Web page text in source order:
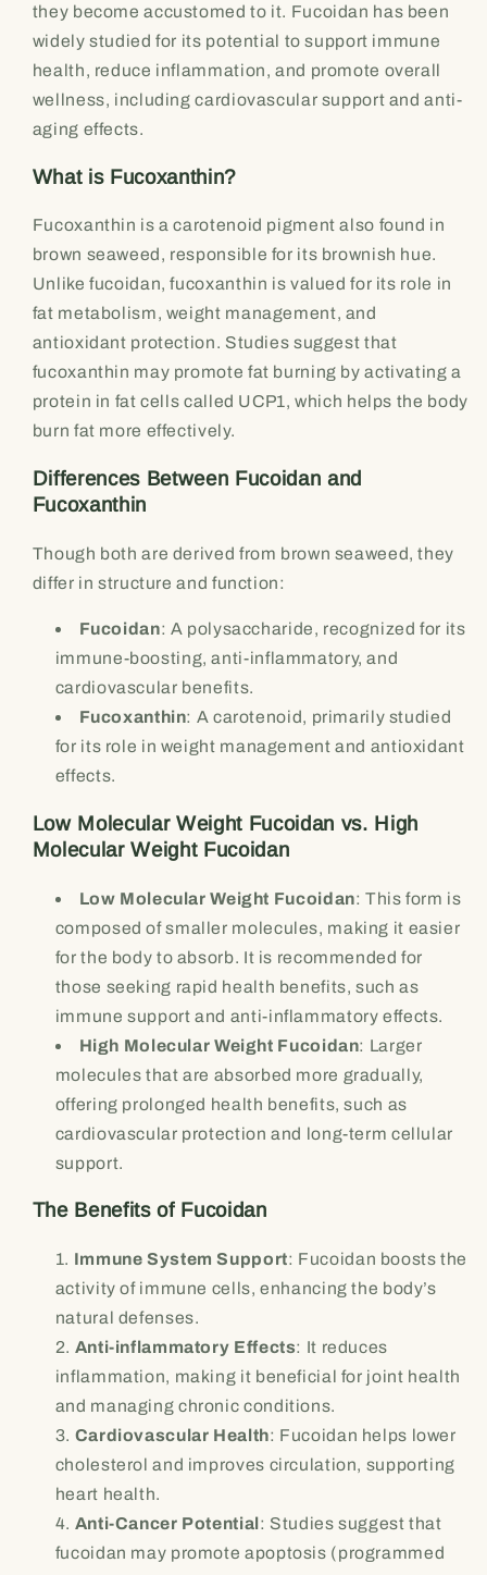
they become accustomed to it. Fucoidan has been
widely studied for its potential to support immune
health, reduce inflammation, and promote overall
wellness, including cardiovascular support and anti-
aging effects.
What is Fucoxanthin?
Fucoxanthin is a carotenoid pigment also found in
brown seaweed, responsible for its brownish hue.
Unlike fucoidan, fucoxanthin is valued for its role in
fat metabolism, weight management, and
antioxidant protection. Studies suggest that
fucoxanthin may promote fat burning by activating a
protein in fat cells called UCP1, which helps the body
burn fat more effectively.
Differences Between Fucoidan and
Fucoxanthin
Though both are derived from brown seaweed, they
differ in structure and function:
Fucoidan: A polysaccharide, recognized for its
immune-boosting, anti-inflammatory, and
cardiovascular benefits.
Fucoxanthin: A carotenoid, primarily studied
for its role in weight management and antioxidant
effects.
Low Molecular Weight Fucoidan vs. High
Molecular Weight Fucoidan
Low Molecular Weight Fucoidan: This form is
composed of smaller molecules, making it easier
for the body to absorb. It is recommended for
those seeking rapid health benefits, such as
immune support and anti-inflammatory effects.
High Molecular Weight Fucoidan: Larger
molecules that are absorbed more gradually,
offering prolonged health benefits, such as
cardiovascular protection and long-term cellular
support.
The Benefits of Fucoidan
Immune System Support: Fucoidan boosts the
activity of immune cells, enhancing the body’s
natural defenses.
Anti-inflammatory Effects: It reduces
inflammation, making it beneficial for joint health
and managing chronic conditions.
Cardiovascular Health: Fucoidan helps lower
cholesterol and improves circulation, supporting
heart health.
Anti-Cancer Potential: Studies suggest that
fucoidan may promote apoptosis (programmed